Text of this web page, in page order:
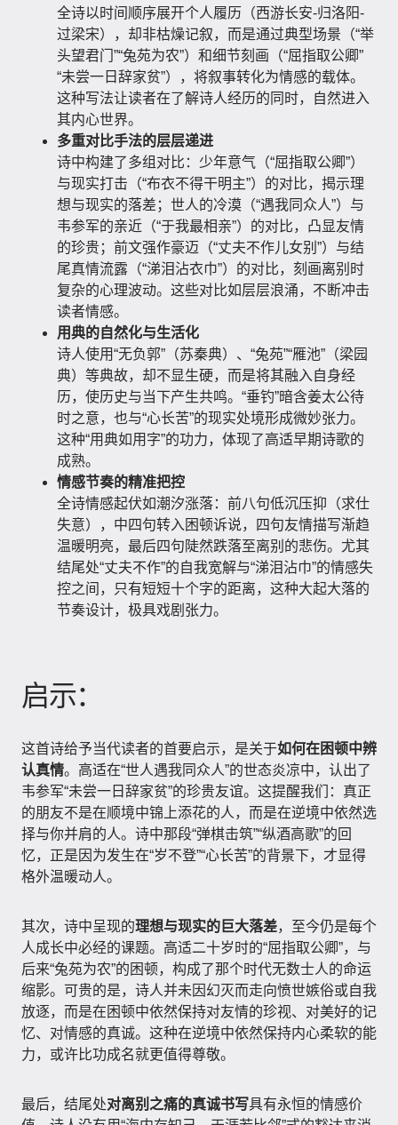
全诗以时间顺序展开个人履历（西游长安-归洛阳-
过梁宋），却非枯燥记叙，而是通过典型场景（“举
头望君门”“兔苑为农”）和细节刻画（“屈指取公卿”
“未尝一日辞家贫”），将叙事转化为情感的载体。
这种写法让读者在了解诗人经历的同时，自然进入
其内心世界。
多重对比手法的层层递进
诗中构建了多组对比：少年意气（“屈指取公卿”）
与现实打击（“布衣不得干明主”）的对比，揭示理
想与现实的落差；世人的冷漠（“遇我同众人”）与
韦参军的亲近（“于我最相亲”）的对比，凸显友情
的珍贵；前文强作豪迈（“丈夫不作儿女别”）与结
尾真情流露（“涕泪沾衣巾”）的对比，刻画离别时
复杂的心理波动。这些对比如层层浪涌，不断冲击
读者情感。
用典的自然化与生活化
诗人使用“无负郭”（苏秦典）、“兔苑”“雁池”（梁园
典）等典故，却不显生硬，而是将其融入自身经
历，使历史与当下产生共鸣。“垂钓”暗含姜太公待
时之意，也与“心长苦”的现实处境形成微妙张力。
这种“用典如用字”的功力，体现了高适早期诗歌的
成熟。
情感节奏的精准把控
全诗情感起伏如潮汐涨落：前八句低沉压抑（求仕
失意），中四句转入困顿诉说，四句友情描写渐趋
温暖明亮，最后四句陡然跌落至离别的悲伤。尤其
结尾处“丈夫不作”的自我宽解与“涕泪沾巾”的情感失
控之间，只有短短十个字的距离，这种大起大落的
节奏设计，极具戏剧张力。
启示：
这首诗给予当代读者的首要启示，是关于如何在困顿中辨
认真情。高适在“世人遇我同众人”的世态炎凉中，认出了
韦参军“未尝一日辞家贫”的珍贵友谊。这提醒我们：真正
的朋友不是在顺境中锦上添花的人，而是在逆境中依然选
择与你并肩的人。诗中那段“弹棋击筑”“纵酒高歌”的回
忆，正是因为发生在“岁不登”“心长苦”的背景下，才显得
格外温暖动人。
其次，诗中呈现的理想与现实的巨大落差，至今仍是每个
人成长中必经的课题。高适二十岁时的“屈指取公卿”，与
后来“兔苑为农”的困顿，构成了那个时代无数士人的命运
缩影。可贵的是，诗人并未因幻灭而走向愤世嫉俗或自我
放逐，而是在困顿中依然保持对友情的珍视、对美好的记
忆、对情感的真诚。这种在逆境中依然保持内心柔软的能
力，或许比功成名就更值得尊敬。
最后，结尾处对离别之痛的真诚书写具有永恒的情感价